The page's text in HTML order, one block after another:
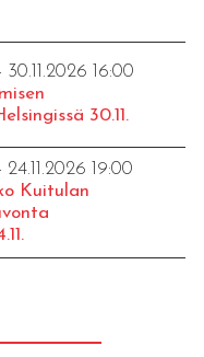
30.11.2026 16:00
30.11.
24.11.2026 19:00
Kuitulan